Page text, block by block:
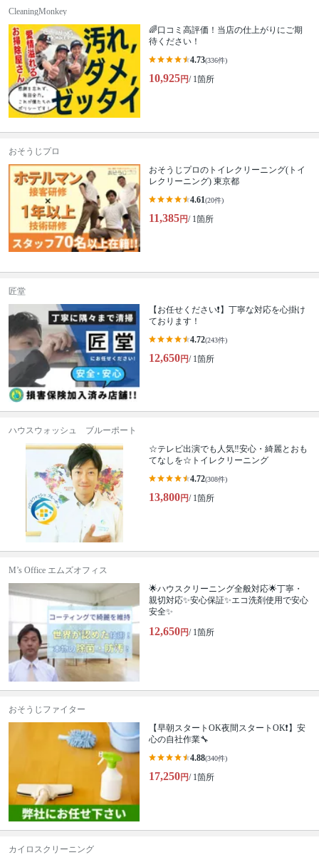
CleaningMonkey
🌈口コミ高評価！当店の仕上がりにご期
待ください！
4.73(336件)
10,925円/ 1箇所
おそうじプロ
おそうじプロのトイレクリーニング(トイ
レクリーニング) 東京都
4.61(20件)
11,385円/ 1箇所
匠堂
【お任せください❗️】丁寧な対応を心掛け
ております！
4.72(243件)
12,650円/ 1箇所
ハウスウォッシュ ブルーポート
☆テレビ出演でも人気‼安心・綺麗とおも
てなしを☆トイレクリーニング
4.72(308件)
13,800円/ 1箇所
M’s Office エムズオフィス
🌟ハウスクリーニング全般対応🌟丁寧・
親切対応✨安心保証✨エコ洗剤使用で安心
安全✨
12,650円/ 1箇所
おそうじファイター
【早朝スタートOK夜間スタートOK❗️】安
心の自社作業🔧
4.88(340件)
17,250円/ 1箇所
カイロスクリーニング